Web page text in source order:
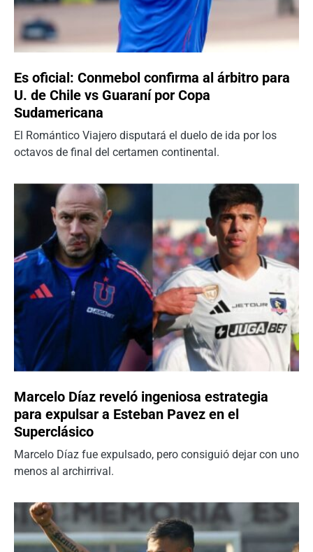
Es oficial: Conmebol confirma al árbitro para
U. de Chile vs Guaraní por Copa
Sudamericana
El Romántico Viajero disputará el duelo de ida por los
octavos de final del certamen continental.
Marcelo Díaz reveló ingeniosa estrategia
para expulsar a Esteban Pavez en el
Superclásico
Marcelo Díaz fue expulsado, pero consiguió dejar con uno
menos al archirrival.